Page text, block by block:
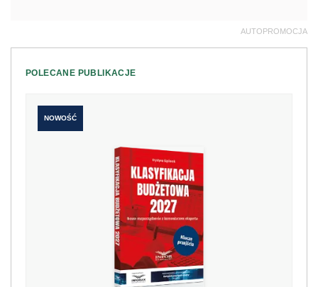
AUTOPROMOCJA
POLECANE PUBLIKACJE
NOWOŚĆ